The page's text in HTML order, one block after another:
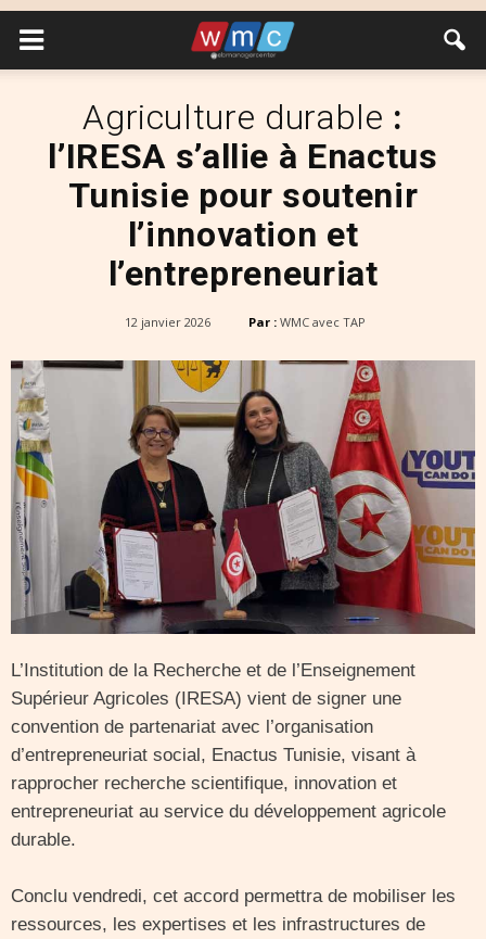
Agriculture durable :
l’IRESA s’allie à Enactus
Tunisie pour soutenir
l’innovation et
l’entrepreneuriat
12 janvier 2026 Par : WMC avec TAP
L’Institution de la Recherche et de l’Enseignement
Supérieur Agricoles (IRESA) vient de signer une
convention de partenariat avec l’organisation
d’entrepreneuriat social, Enactus Tunisie, visant à
rapprocher recherche scientifique, innovation et
entrepreneuriat au service du développement agricole
durable.
Conclu vendredi, cet accord permettra de mobiliser les
ressources, les expertises et les infrastructures de